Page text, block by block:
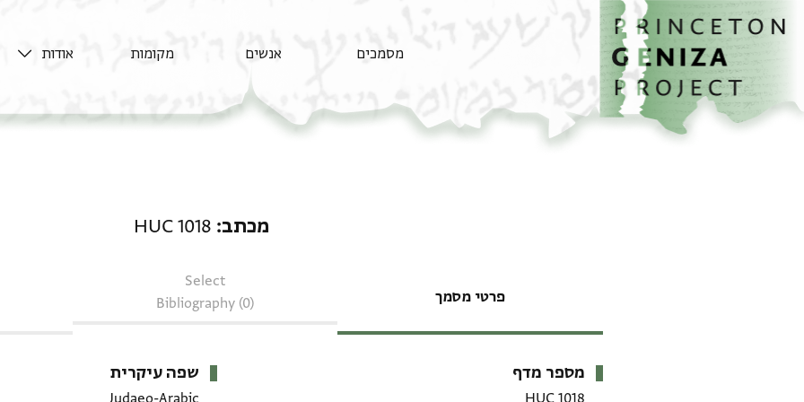
דילוג לתוכן
דף הבית
מסמכים אנשים מקומות אודות
מכתב HUC 1018
פרטי מסמך
Select
Bibliography (0)
מטא-דאטא
מספר מדף שפה עיקרית